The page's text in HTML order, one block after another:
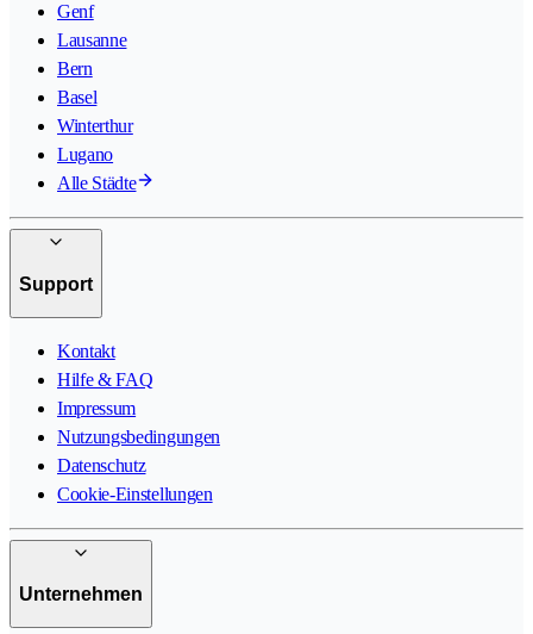
Genf
Lausanne
Bern
Basel
Winterthur
Lugano
Alle Städte
Support
Kontakt
Hilfe & FAQ
Impressum
Nutzungsbedingungen
Datenschutz
Cookie-Einstellungen
Unternehmen